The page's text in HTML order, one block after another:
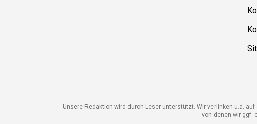
Unsere Redaktion wird durch Leser unterstützt. Wir verlinken u.a. auf